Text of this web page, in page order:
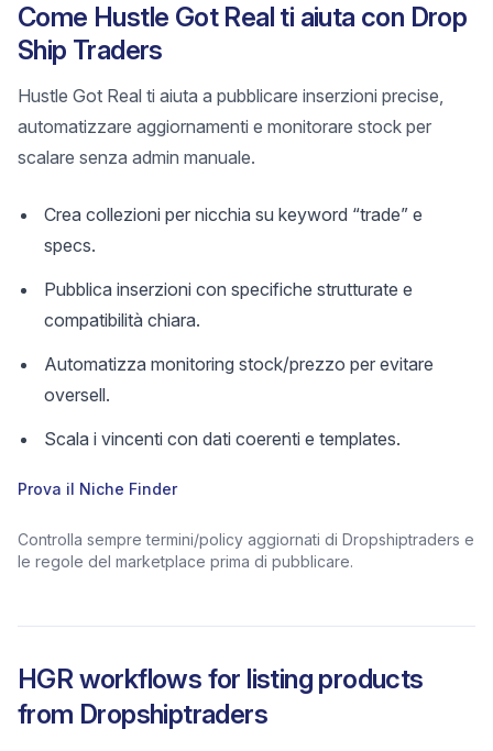
Come Hustle Got Real ti aiuta con Drop
Ship Traders
Hustle Got Real ti aiuta a pubblicare inserzioni precise,
automatizzare aggiornamenti e monitorare stock per
scalare senza admin manuale.
Crea collezioni per nicchia su keyword “trade” e
specs.
Pubblica inserzioni con specifiche strutturate e
compatibilità chiara.
Automatizza monitoring stock/prezzo per evitare
oversell.
Scala i vincenti con dati coerenti e templates.
Prova il Niche Finder
Controlla sempre termini/policy aggiornati di Dropshiptraders e
le regole del marketplace prima di pubblicare.
HGR workflows for listing products
from Dropshiptraders